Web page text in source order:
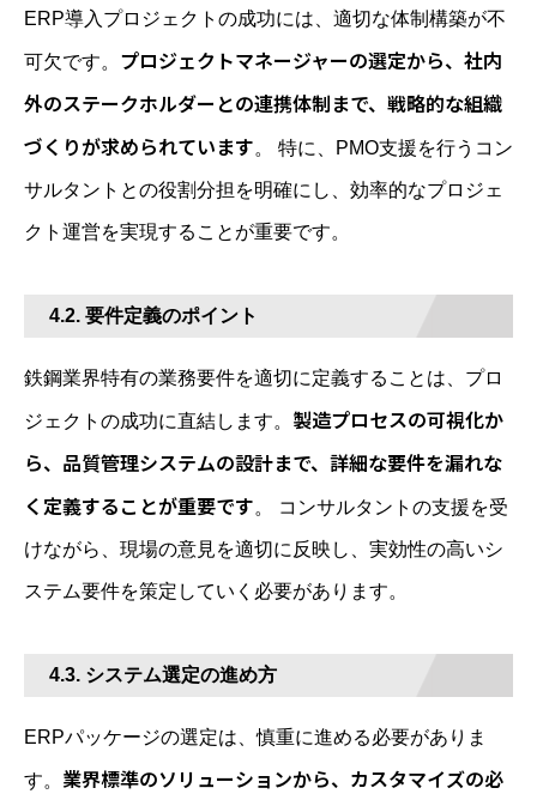
ERP導入プロジェクトの成功には、適切な体制構築が不
可欠です。 プロジェクトマネージャーの選定から、社内
外のステークホルダーとの連携体制まで、戦略的な組織
づくりが求められています。 特に、PMO支援を行うコン
サルタントとの役割分担を明確にし、効率的なプロジェ
クト運営を実現することが重要です。
4.2. 要件定義のポイント
鉄鋼業界特有の業務要件を適切に定義することは、プロ
ジェクトの成功に直結します。 製造プロセスの可視化か
ら、品質管理システムの設計まで、詳細な要件を漏れな
く定義することが重要です。 コンサルタントの支援を受
けながら、現場の意見を適切に反映し、実効性の高いシ
ステム要件を策定していく必要があります。
4.3. システム選定の進め方
ERPパッケージの選定は、慎重に進める必要がありま
す。 業界標準のソリューションから、カスタマイズの必